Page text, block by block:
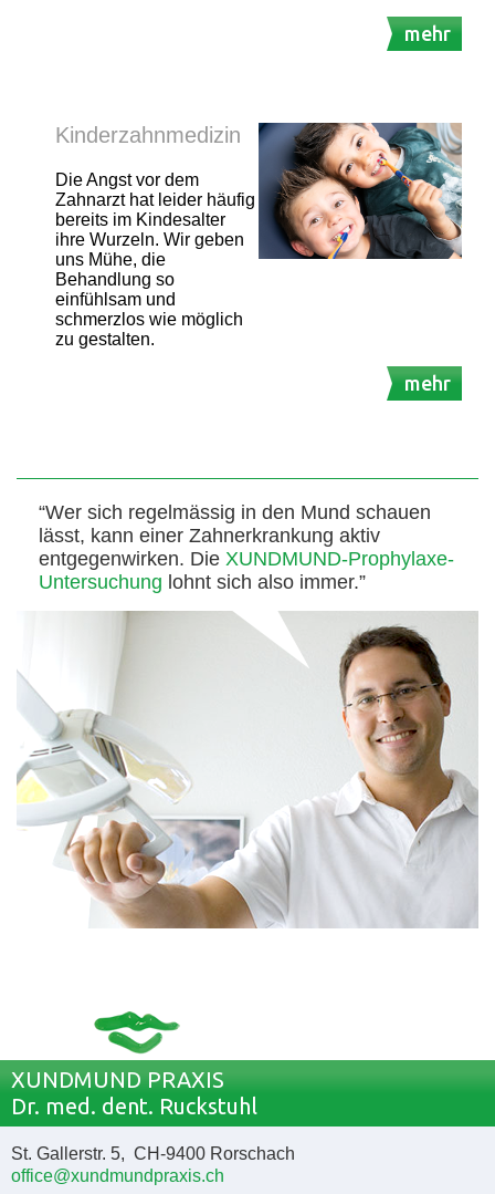
mehr
Kinderzahnmedizin
Die Angst vor dem
Zahnarzt hat leider häufig
bereits im Kindesalter
ihre Wurzeln. Wir geben
uns Mühe, die
Behandlung so
einfühlsam und
schmerzlos wie möglich
zu gestalten.
mehr
“Wer sich regelmässig in den Mund schauen
lässt, kann einer Zahnerkrankung aktiv
entgegenwirken. Die XUNDMUND-Prophylaxe-
Untersuchung lohnt sich also immer.”
XUNDMUND PRAXIS
Dr. med. dent. Ruckstuhl
St. Gallerstr. 5, CH-9400 Rorschach
office@xundmundpraxis.ch